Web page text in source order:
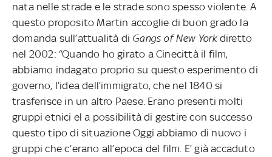
nata nelle strade e le strade sono spesso violente. A
questo proposito Martin accoglie di buon grado la
domanda sull’attualità di Gangs of New York diretto
nel 2002: “Quando ho girato a Cinecittà il film,
abbiamo indagato proprio su questo esperimento di
governo, l’idea dell’immigrato, che nel 1840 si
trasferisce in un altro Paese. Erano presenti molti
gruppi etnici el a possibilità di gestire con successo
questo tipo di situazione Oggi abbiamo di nuovo i
gruppi che c’erano all’epoca del film. E’ già accaduto